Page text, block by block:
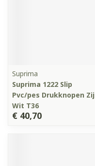
Suprima
Suprima 1222 Slip
Pvc/pes Drukknopen Zij
Wit T36
€ 40,70